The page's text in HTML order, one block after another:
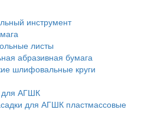
инструмент
листы
абразивная бумага
шлифовальные круги
для АГШК
для АГШК пластмассовые